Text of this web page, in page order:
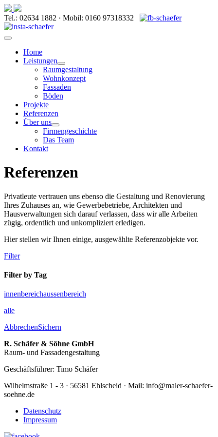
Tel.: 02634 1882 · Mobil: 0160 97318332
Home
Leistungen
Raumgestaltung
Wohnkonzept
Fassaden
Böden
Projekte
Referenzen
Über uns
Firmengeschichte
Das Team
Kontakt
Referenzen
Privatleute vertrauen uns ebenso die Gestaltung und Renovierung
Ihres Zuhauses an, wie Gewerbebetriebe, Architekten und
Hausverwaltungen sich darauf verlassen, dass wir alle Arbeiten
zügig, ordentlich und unkompliziert erledigen.
Hier stellen wir Ihnen einige, ausgewählte Referenzobjekte vor.
Filter
Filter by Tag
innenbereichaussenbereich
alle
AbbrechenSichern
R. Schäfer & Söhne GmbH
Raum- und Fassadengestaltung
Geschäftsführer: Timo Schäfer
Wilhelmstraße 1 - 3 · 56581 Ehlscheid · Mail: info@maler-schaefer-
soehne.de
Datenschutz
Impressum